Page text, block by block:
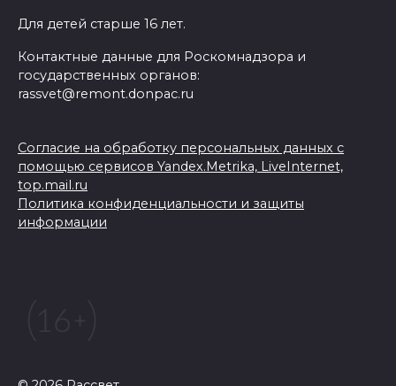
Для детей старше 16 лет.
Контактные данные для Роскомнадзора и
государственных органов:
rassvet@remont.donpac.ru
Согласие на обработку персональных данных с
помощью сервисов Yandex.Metrika, LiveInternet,
top.mail.ru
Политика конфиденциальности и защиты
информации